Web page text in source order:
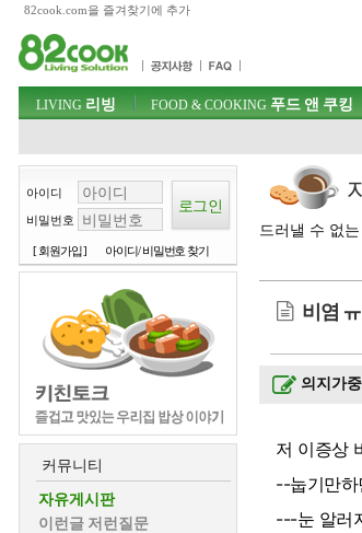
82cook.com을 즐겨찾기에 추가
주메뉴 바로가기
컨텐츠 바로가기
검색 바로가기
로그인 바로가기
주메뉴
LIVING 리빙 FOOD & COOKING 푸드 앤 쿠킹
아이디
비밀번호
[ 회원가입 ] 아이디/ 비밀번호 찾기
커뮤니티
자유게시판
이런글 저런질문
드러낼 수 없
비염
의지가
저 이증상
--눕기만하
---눈 알러